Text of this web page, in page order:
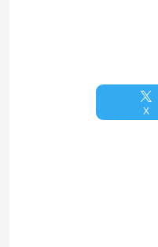
X